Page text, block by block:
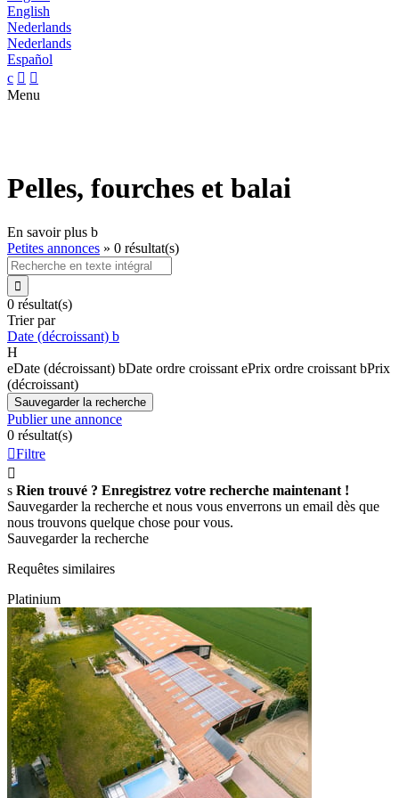
English
Nederlands
Nederlands
Español
c  
Menu
Pelles, fourches et balai
En savoir plus b
Petites annonces » 0 résultat(s)

0 résultat(s)
Trier par
Date (décroissant) b
H
eDate (décroissant) bDate ordre croissant ePrix ordre croissant bPrix
(décroissant)
Sauvegarder la recherche
Publier une annonce
0 résultat(s)
Filtre

s Rien trouvé ? Enregistrez votre recherche maintenant !
Sauvegarder la recherche et nous vous enverrons un email dès que
nous trouvons quelque chose pour vous.
Sauvegarder la recherche
Requêtes similaires
Platinium